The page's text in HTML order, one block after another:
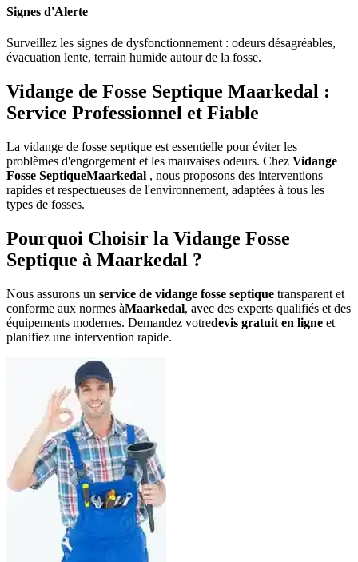
Signes d'Alerte
Surveillez les signes de dysfonctionnement : odeurs désagréables,
évacuation lente, terrain humide autour de la fosse.
Vidange de Fosse Septique Maarkedal :
Service Professionnel et Fiable
La vidange de fosse septique est essentielle pour éviter les
problèmes d'engorgement et les mauvaises odeurs. Chez Vidange
Fosse SeptiqueMaarkedal , nous proposons des interventions
rapides et respectueuses de l'environnement, adaptées à tous les
types de fosses.
Pourquoi Choisir la Vidange Fosse
Septique à Maarkedal ?
Nous assurons un service de vidange fosse septique transparent et
conforme aux normes àMaarkedal, avec des experts qualifiés et des
équipements modernes. Demandez votredevis gratuit en ligne et
planifiez une intervention rapide.